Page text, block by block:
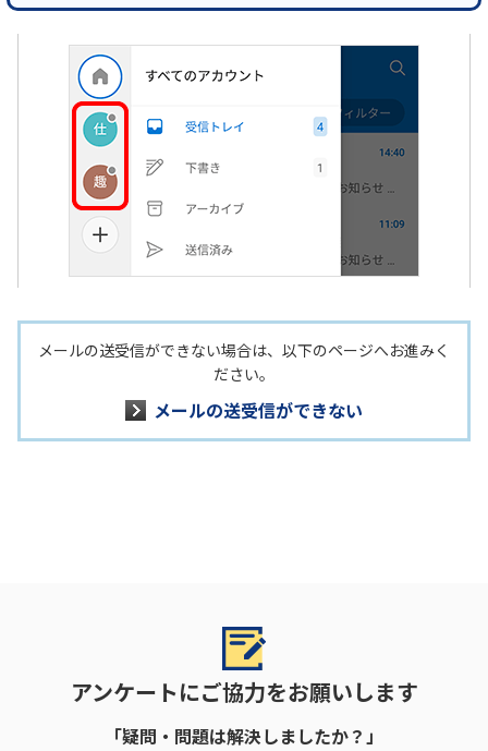
メールの送受信ができない場合は、以下のページへお進みく
ださい。
メールの送受信ができない
アンケートにご協力をお願いします
「疑問・問題は解決しましたか？」